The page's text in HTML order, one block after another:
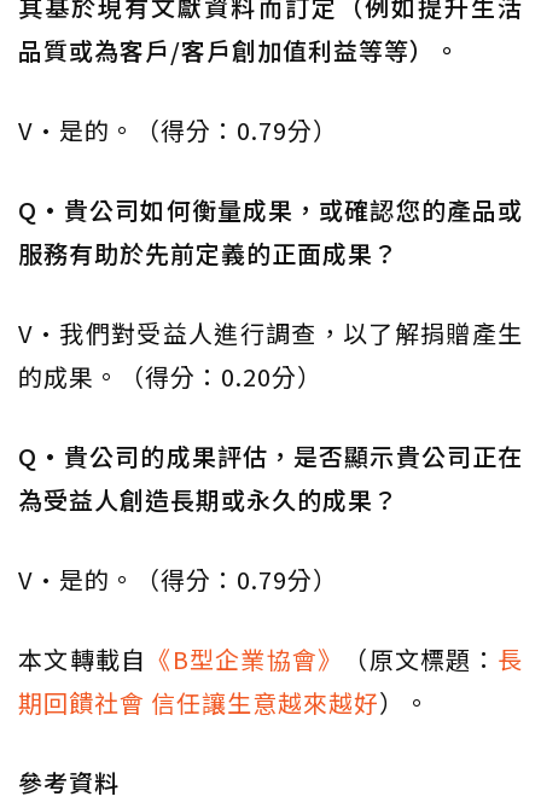
品質或為客戶/客戶創加值利益等等）。
V·是的。（得分：0.79分）
Q·貴公司如何衡量成果，或確認您的產品或
服務有助於先前定義的正面成果？
V·我們對受益人進行調查，以了解捐贈產生
的成果。（得分：0.20分）
Q·貴公司的成果評估，是否顯示貴公司正在
為受益人創造長期或永久的成果？
V·是的。（得分：0.79分）
本文轉載自 《B型企業協會》 （原文標題： 長
期回饋社會 信任讓生意越來越好）。
參考資料